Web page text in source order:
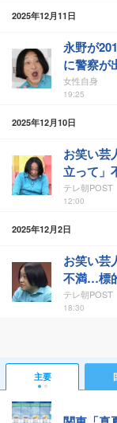
2025年12月11日
永野が
に警察が
女性自身
19:25
2025年12月10日
お笑い芸
立って」
テレ朝POST
12:00
2025年12月2日
お笑い芸
不満…標
テレ朝POST
18:30
主要